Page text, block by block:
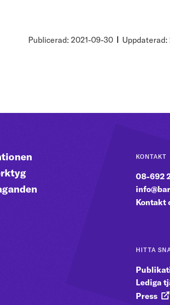
Publicerad: 2021-09-30
KONTAKT
08-692
Kontakt
HITTA
Lediga
Press